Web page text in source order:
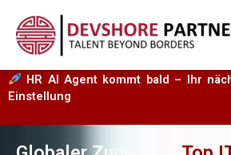
Skip
to
content
HR AI Agent kommt bald – Ihr
Einstellung